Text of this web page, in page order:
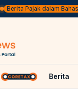
Berita Pajak dalam
Berita